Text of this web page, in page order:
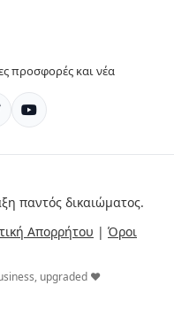
προσφορές και νέα
παντός δικαιώματος.
Απορρήτου | Όροι
upgraded ❤️